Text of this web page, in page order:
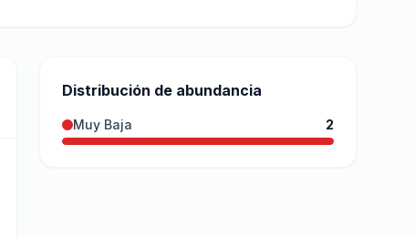
Distribución de abundancia
Muy Baja 2